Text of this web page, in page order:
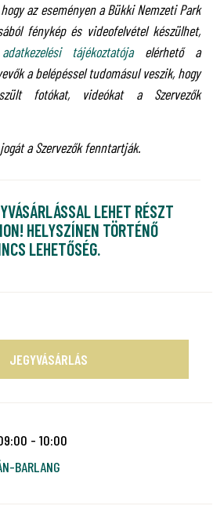
az eseményen a Bükki Nemzeti Park
fénykép és videofelvétel készülhet,
adatkezelési tájékoztatójaelérhető a
a belépéssel tudomásul veszik, hogy
fotókat, videókat a Szervezők
a Szervezők fenntartják.
LEHET RÉSZT
HELYSZÍNEN TÖRTÉNŐ
LEHETŐSÉG.
JEGYVÁSÁRLÁS
- 10:00
BARLANG